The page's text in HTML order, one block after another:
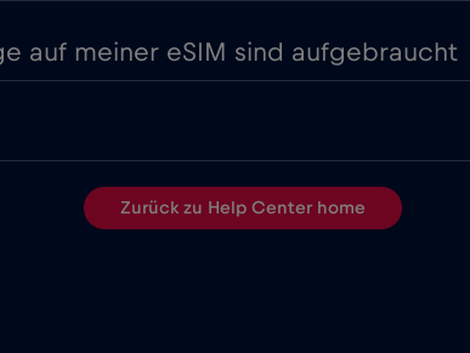
auf meiner eSIM sind aufgebraucht
Zurück zu Help Center home